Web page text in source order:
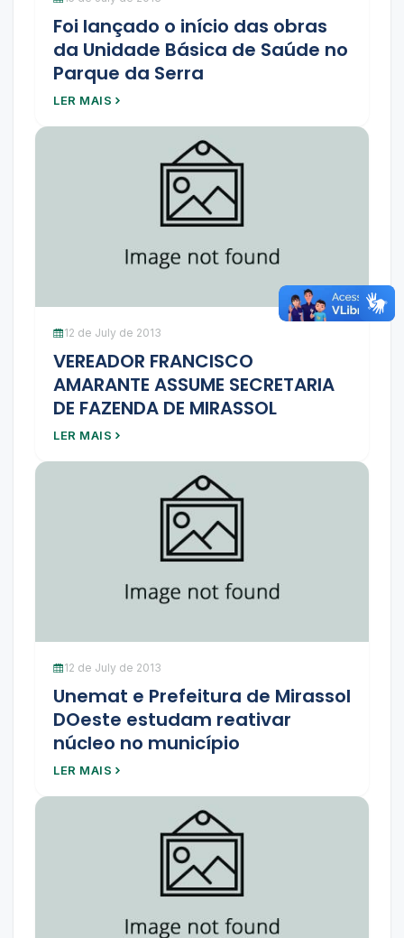
Foi lançado o início das obras
da Unidade Básica de Saúde no
Parque da Serra
LER MAIS
12 de July de 2013
VEREADOR FRANCISCO
AMARANTE ASSUME SECRETARIA
DE FAZENDA DE MIRASSOL
LER MAIS
12 de July de 2013
Unemat e Prefeitura de Mirassol
DOeste estudam reativar
núcleo no município
LER MAIS